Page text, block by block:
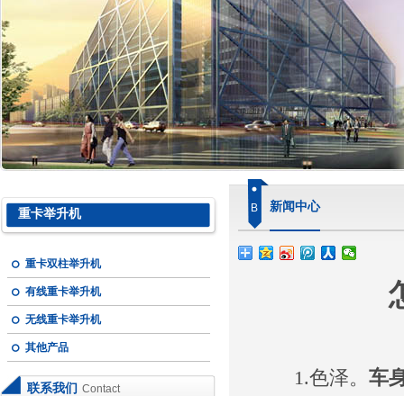
重卡举升机
重卡双柱举升机
有线重卡举升机
无线重卡举升机
其他产品
联系我们 Contact
B 新闻中心
1.色泽。 车